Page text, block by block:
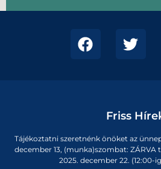
Friss
Tájékoztatni szeretnénk önöket az
december 13, (munka)szombat:
2025. december 22. (12:00-